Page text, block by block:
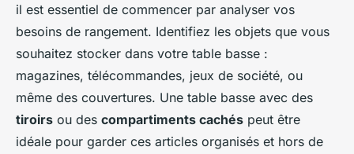
il est essentiel de commencer par analyser vos
besoins de rangement. Identifiez les objets que vous
souhaitez stocker dans votre table basse :
magazines, télécommandes, jeux de société, ou
même des couvertures. Une table basse avec des
tiroirs ou des compartiments cachés peut être
idéale pour garder ces articles organisés et hors de